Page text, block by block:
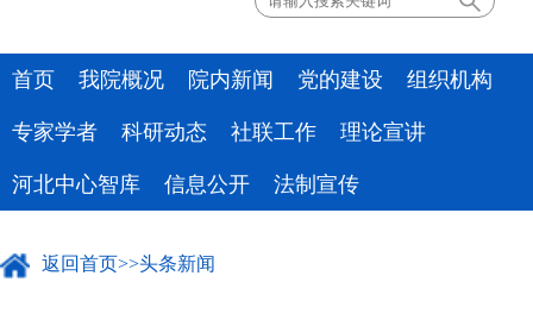
首页 我院概况 院内新闻 党的建设 组织机构
专家学者 科研动态 社联工作 理论宣讲
河北中心智库 信息公开 法制宣传
返回首页>>头条新闻